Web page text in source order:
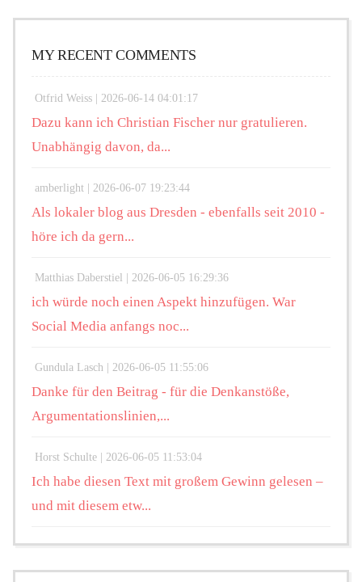
MY RECENT COMMENTS
Otfrid Weiss | 2026-06-14 04:01:17
Dazu kann ich Christian Fischer nur gratulieren.
Unabhängig davon, da...
amberlight | 2026-06-07 19:23:44
Als lokaler blog aus Dresden - ebenfalls seit 2010 -
höre ich da gern...
Matthias Daberstiel | 2026-06-05 16:29:36
ich würde noch einen Aspekt hinzufügen. War
Social Media anfangs noc...
Gundula Lasch | 2026-06-05 11:55:06
Danke für den Beitrag - für die Denkanstöße,
Argumentationslinien,...
Horst Schulte | 2026-06-05 11:53:04
Ich habe diesen Text mit großem Gewinn gelesen –
und mit diesem etw...